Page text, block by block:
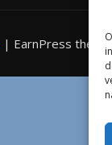
| EarnPress